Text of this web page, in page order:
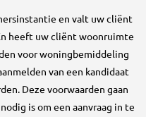
en valt uw cliënt
heeft uw cliënt woonruimte
voor woningbemiddeling
van een kandidaat
Deze voorwaarden gaan
is om een aanvraag in te